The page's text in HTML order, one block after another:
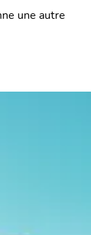
une autre